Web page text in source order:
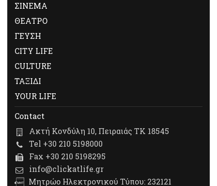
ΣΙΝΕΜΑ
ΘΕΑΤΡΟ
ΓΕΥΣΗ
CITY LIFE
CULTURE
ΤΑΞΙΔΙ
YOUR LIFE
Contact
Ακτή Κονδύλη 10, Πειραιάς ΤΚ 18545
Tel +30 210 5198000
Fax +30 210 5198295
info@clickatlife.gr
Μητρώο Ηλεκτρονικού Τύπου: 232121